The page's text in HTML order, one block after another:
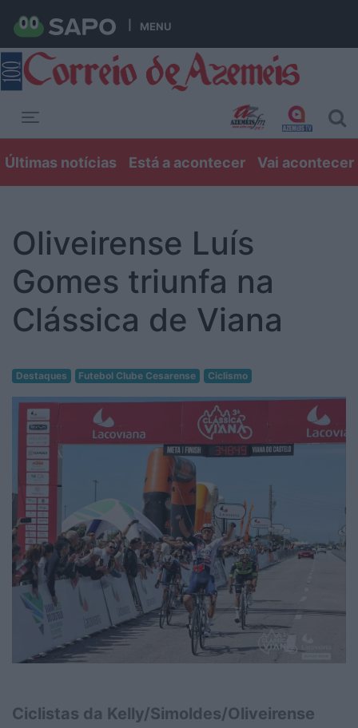
MENU
Últimas notícias Está a acontecer Vai acontecer
Oliveirense Luís
Gomes triunfa na
Clássica de Viana
Destaques Futebol Clube Cesarense Ciclismo
Ciclistas da Kelly/Simoldes/Oliveirense